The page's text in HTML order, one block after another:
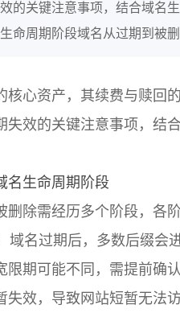
的关键注意事项，结合域名
命周期阶段域名从过期到被
核心资产，其续费与赎回
失效的关键注意事项，结
名生命周期阶段
删除需经历多个阶段，各
域名过期后，多数后缀会
限期可能不同，需提前确
失效，导致网站短暂无法